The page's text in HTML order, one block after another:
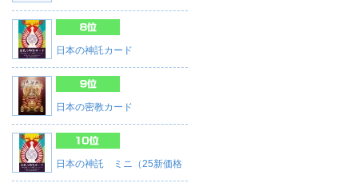
日本の神託カード
日本の密教カード
日本の神託 ミニ（25新価格